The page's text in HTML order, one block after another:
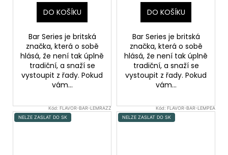
DO KOŠÍKU
Bar Series je britská
značka, která o sobě
hlásá, že není tak úplně
tradiční, a snaží se
vystoupit z řady. Pokud
vám...
DO KOŠÍKU
Bar Series je britská
značka, která o sobě
hlásá, že není tak úplně
tradiční, a snaží se
vystoupit z řady. Pokud
vám...
Kód:FLAVOR-BAR-LEMRAZZ
NELZE ZASLAT DO SK
Kód:FLAVOR-BAR-LEMPEA
NELZE ZASLAT DO SK